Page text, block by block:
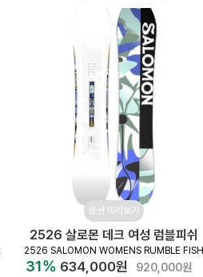
옵션 미리보기
2526 살로몬 데크 여성 럼블피쉬
2526 SALOMON WOMENS RUMBLE FISH
31% 634,000원 920,000원